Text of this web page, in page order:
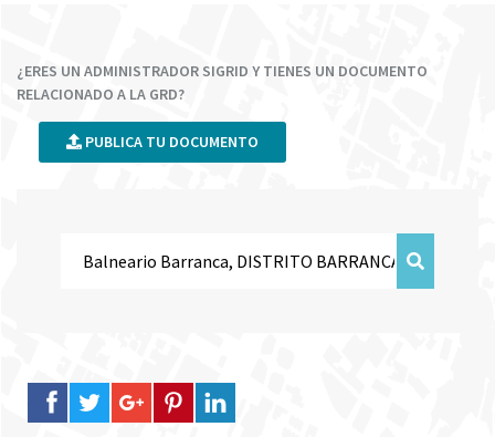
¿ERES UN ADMINISTRADOR SIGRID Y TIENES UN DOCUMENTO
RELACIONADO A LA GRD?
PUBLICA TU DOCUMENTO